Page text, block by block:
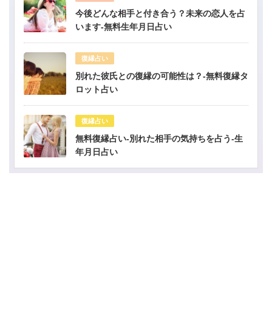
今後どんな相手と付き合う？未来の恋人を占
います-無料生年月日占い
復縁占い
別れた彼氏との復縁の可能性は？-無料復縁タ
ロット占い
復縁占い
無料復縁占い-別れた相手の気持ちを占う-生
年月日占い